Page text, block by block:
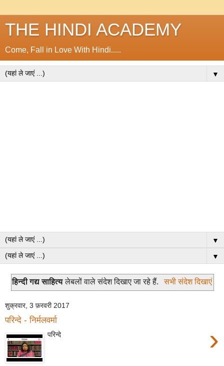
THE HINDI ACADEMY
Come, Fall in Love With Hindi.....
▼
▼
▼
हिन्दी गद्य साहित्यलेबलों वाले संदेश दिखाए जा रहे हैं. सभी संदेश दिखाएं
शुक्रवार, 3 फ़रवरी 2017
परिन्दे - निर्मलवर्मा
›
परिन्दे